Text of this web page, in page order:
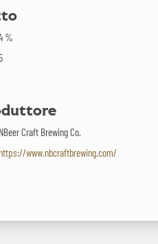
%
NBeer Craft Brewing Co.
https://www.nbcraftbrewing.com/